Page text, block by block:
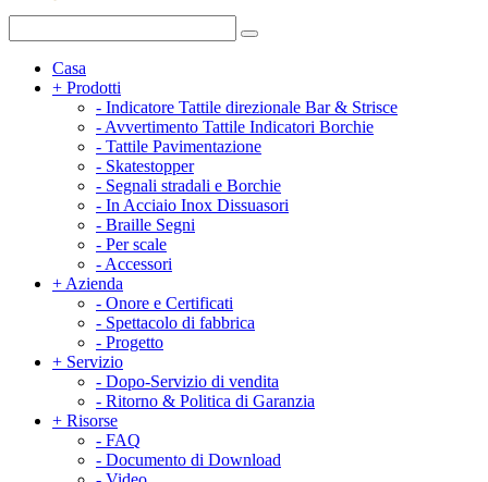
Casa
+ Prodotti
- Indicatore Tattile direzionale Bar & Strisce
- Avvertimento Tattile Indicatori Borchie
- Tattile Pavimentazione
- Skatestopper
- Segnali stradali e Borchie
- In Acciaio Inox Dissuasori
- Braille Segni
- Per scale
- Accessori
+ Azienda
- Onore e Certificati
- Spettacolo di fabbrica
- Progetto
+ Servizio
- Dopo-Servizio di vendita
- Ritorno & Politica di Garanzia
+ Risorse
- FAQ
- Documento di Download